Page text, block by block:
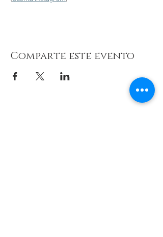
Comparte este evento